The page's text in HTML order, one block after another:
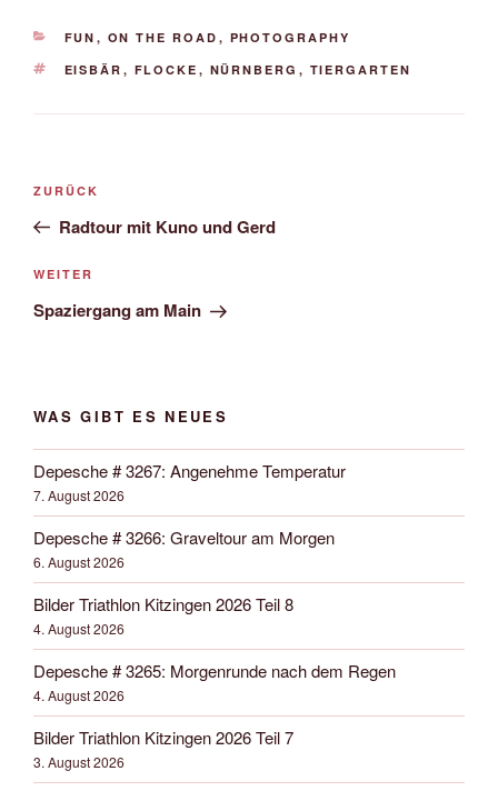
KATEGORIEN
FUN , ON THE ROAD , PHOTOGRAPHY
SCHLAGWÖRTER
EISBÄR , FLOCKE , NÜRNBERG , TIERGARTEN
Beitrags-
Vorheriger
Beitrag
ZURÜCK
Radtour mit Kuno und Gerd
Nächster
Beitrag
WEITER
Spaziergang am Main
WAS GIBT ES NEUES
Depesche # 3267: Angenehme Temperatur
7. August 2026
Depesche # 3266: Graveltour am Morgen
6. August 2026
Bilder Triathlon Kitzingen 2026 Teil 8
4. August 2026
Depesche # 3265: Morgenrunde nach dem Regen
4. August 2026
Bilder Triathlon Kitzingen 2026 Teil 7
3. August 2026